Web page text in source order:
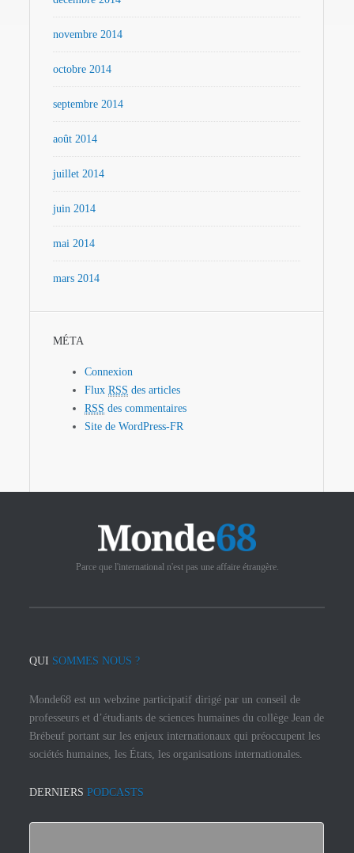
novembre 2014
octobre 2014
septembre 2014
août 2014
juillet 2014
juin 2014
mai 2014
mars 2014
MÉTA
Connexion
FluxRSS des articles
RSS des commentaires
Site de WordPress-FR
Parce que l'international n'est pas une affaire étrangère.
QUI SOMMES NOUS ?
Monde68 est un webzine participatif dirigé par un conseil de
professeurs et d’étudiants de sciences humaines du collège Jean de
Brébeuf portant sur les enjeux internationaux qui préoccupent les
sociétés humaines, les États, les organisations internationales.
DERNIERS PODCASTS